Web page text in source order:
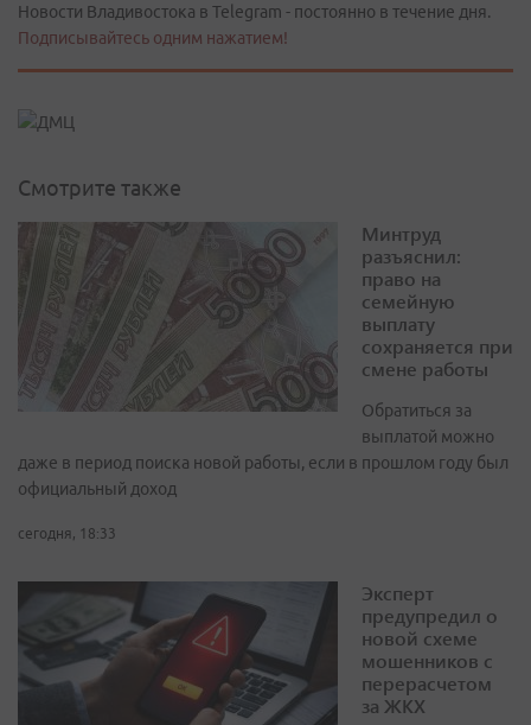
Новости Владивостока в Telegram - постоянно в течение дня.
Подписывайтесь одним нажатием!
Смотрите также
Минтруд
разъяснил:
право на
семейную
выплату
сохраняется при
смене работы
Обратиться за
выплатой можно
даже в период поиска новой работы, если в прошлом году был
официальный доход
сегодня, 18:33
Эксперт
предупредил о
новой схеме
мошенников с
перерасчетом
за ЖКХ